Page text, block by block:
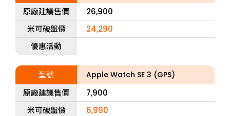
原廠建議售價
26,900
米可破盤價
24,290
優惠活動
型號 Apple Watch SE 3 (GPS)
原廠建議售價
7,900
米可破盤價
6,990